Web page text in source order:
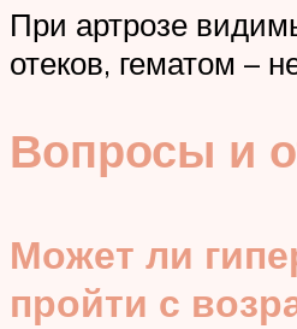
При артрозе
отеков, гематом –
Вопросы и
Может ли
пройти с